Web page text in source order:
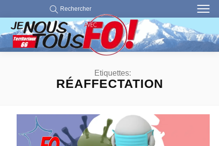
Rechercher
Etiquettes:
RÉAFFECTATION